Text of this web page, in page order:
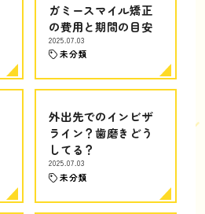
ガミースマイル矯正
の費用と期間の目安
2025.07.03
未分類
外出先でのインビザ
ライン？歯磨きどう
してる？
2025.07.03
未分類